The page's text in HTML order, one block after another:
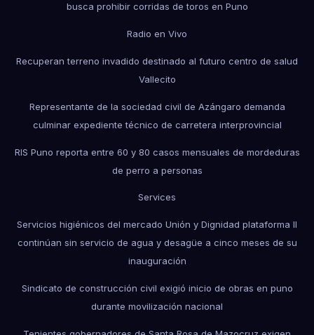
busca prohibir corridas de toros en Puno
Radio en Vivo
Recuperan terreno invadido destinado al futuro centro de salud
Vallecito
Representante de la sociedad civil de Azángaro demanda
culminar expediente técnico de carretera interprovincial
RIS Puno reporta entre 60 y 80 casos mensuales de mordeduras
de perro a personas
Services
Servicios higiénicos del mercado Unión y Dignidad plataforma II
continúan sin servicio de agua y desagüe a cinco meses de su
inauguración
Sindicato de construcción civil exigió inicio de obras en puno
durante movilización nacional